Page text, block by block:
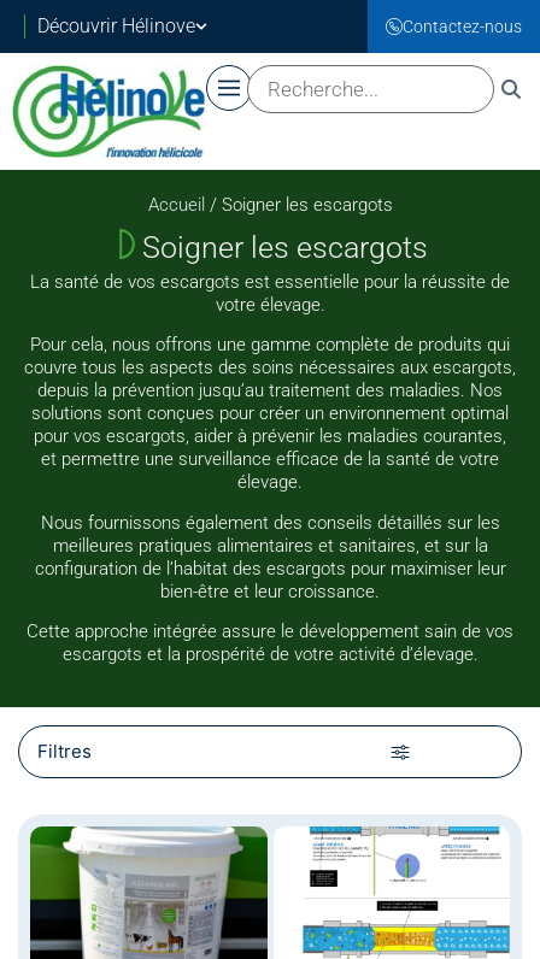
Découvrir Hélinove Contactez-nous
Accueil / Soigner les escargots
Soigner les escargots
La santé de vos escargots est essentielle pour la réussite de
votre élevage.
Pour cela, nous offrons une gamme complète de produits qui
couvre tous les aspects des soins nécessaires aux escargots,
depuis la prévention jusqu’au traitement des maladies. Nos
solutions sont conçues pour créer un environnement optimal
pour vos escargots, aider à prévenir les maladies courantes,
et permettre une surveillance efficace de la santé de votre
élevage.
Nous fournissons également des conseils détaillés sur les
meilleures pratiques alimentaires et sanitaires, et sur la
configuration de l’habitat des escargots pour maximiser leur
bien-être et leur croissance.
Cette approche intégrée assure le développement sain de vos
escargots et la prospérité de votre activité d’élevage.
Filtres